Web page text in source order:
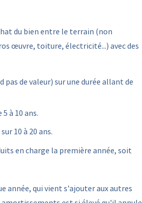
du bien entre le terrain (non
œuvre, toiture, électricité...) avec des
de valeur) sur une durée allant de
à 10 ans.
10 à 20 ans.
en charge la première année, soit
année, qui vient s'ajouter aux autres